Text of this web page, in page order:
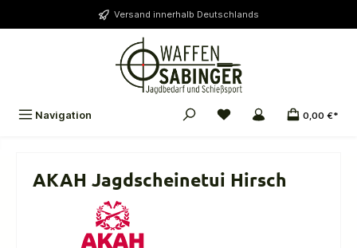
Versand innerhalb Deutschlands
Navigation 0,00 €*
AKAH Jagdscheinetui Hirsch